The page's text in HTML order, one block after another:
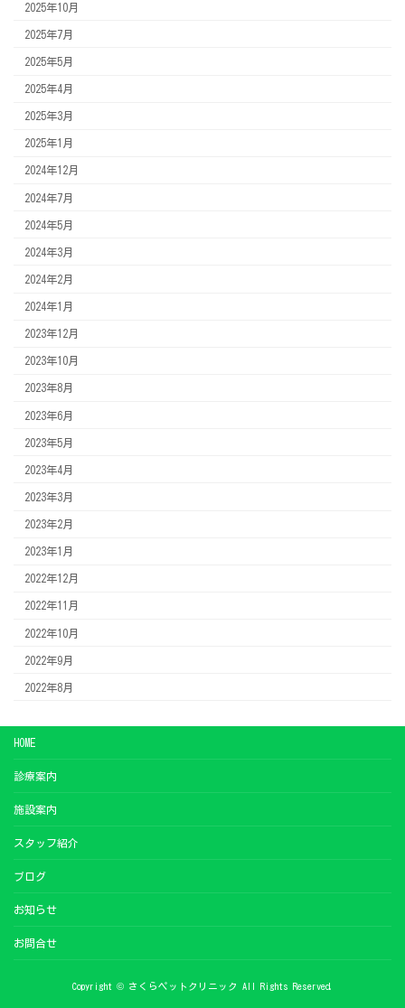
2025年10月
2025年7月
2025年5月
2025年4月
2025年3月
2025年1月
2024年12月
2024年7月
2024年5月
2024年3月
2024年2月
2024年1月
2023年12月
2023年10月
2023年8月
2023年6月
2023年5月
2023年4月
2023年3月
2023年2月
2023年1月
2022年12月
2022年11月
2022年10月
2022年9月
2022年8月
HOME
診療案内
施設案内
スタッフ紹介
ブログ
お知らせ
お問合せ
Copyright © さくらペットクリニック All Rights Reserved.